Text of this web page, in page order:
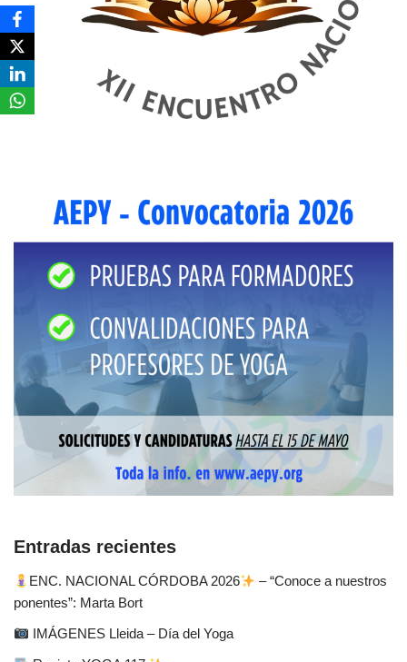
Entradas recientes
ENC. NACIONAL CÓRDOBA 2026
– “Conoce a nuestros
ponentes”: Marta Bort
IMÁGENES Lleida – Día del Yoga